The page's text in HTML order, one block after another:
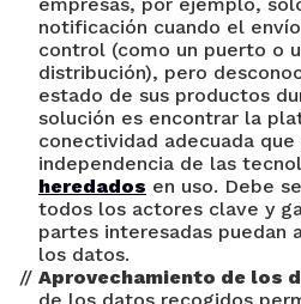
empresas, por ejemplo,
notificación cuando el
control (como un puerto o
distribución), pero
estado de sus productos
solución es encontrar la
conectividad adecuada
independencia de las
heredados en uso. Debe
todos los actores clave y
partes interesadas puedan
los datos.
Aprovechamiento de los